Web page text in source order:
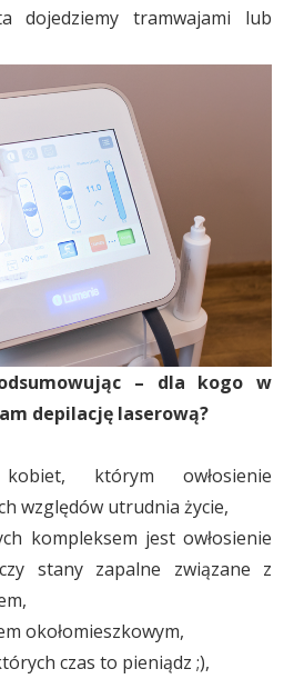
dojedziemy tramwajami lub
– dla kogo w
depilację laserową?
którym owłosienie
względów utrudnia życie,
kompleksem jest owłosienie
stany zapalne związane z
okołomieszkowym,
czas to pieniądz ;),